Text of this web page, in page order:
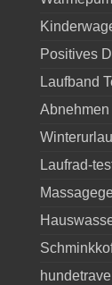
Positives
Laufband
Abnehmen
Laufrad-